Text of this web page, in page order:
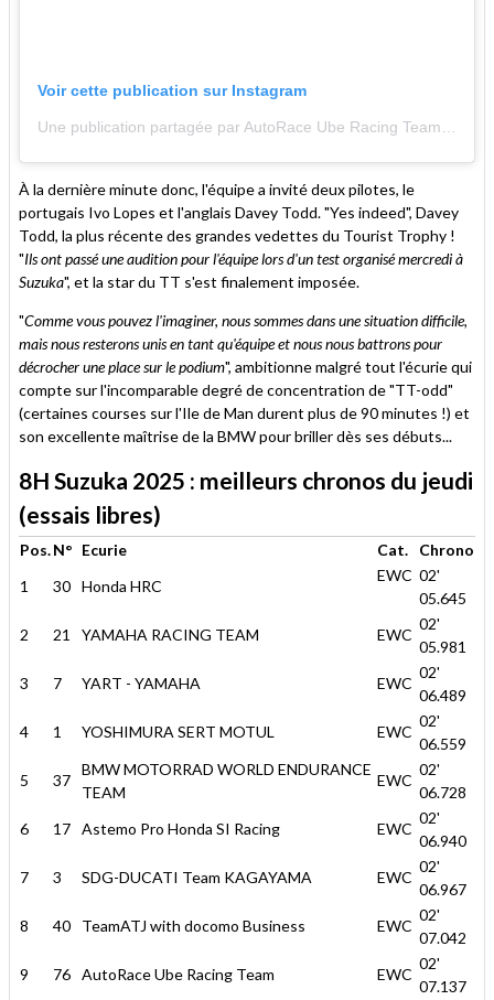
Voir cette publication sur Instagram
À la dernière minute donc, l'équipe a invité deux pilotes, le
portugais Ivo Lopes et l'anglais Davey Todd. "Yes indeed", Davey
Todd, la plus récente des grandes vedettes du Tourist Trophy !
"Ils ont passé une audition pour l'équipe lors d'un test organisé mercredi à
Suzuka", et la star du TT s'est finalement imposée.
"Comme vous pouvez l'imaginer, nous sommes dans une situation difficile,
mais nous resterons unis en tant qu'équipe et nous nous battrons pour
décrocher une place sur le podium", ambitionne malgré tout l'écurie qui
compte sur l'incomparable degré de concentration de "TT-odd"
(certaines courses sur l'Ile de Man durent plus de 90 minutes !) et
son excellente maîtrise de la BMW pour briller dès ses débuts...
8H Suzuka 2025 : meilleurs chronos du jeudi
(essais libres)
Pos.N° Ecurie Cat.
Chrono
1
30 Honda HRC
EWC 02'
05.645
2
21 YAMAHA RACING TEAM EWC
02'
05.981
3
7 YART - YAMAHA EWC
02'
06.489
4
1 YOSHIMURA SERT MOTUL EWC
02'
06.559
5
37
BMW MOTORRAD WORLD ENDURANCE
TEAM
EWC
02'
06.728
6
17 Astemo Pro Honda SI Racing EWC
02'
06.940
7
3 SDG-DUCATI Team KAGAYAMA EWC
02'
06.967
8
40 TeamATJ with docomo Business EWC
02'
07.042
9
76 AutoRace Ube Racing Team EWC
02'
07.137